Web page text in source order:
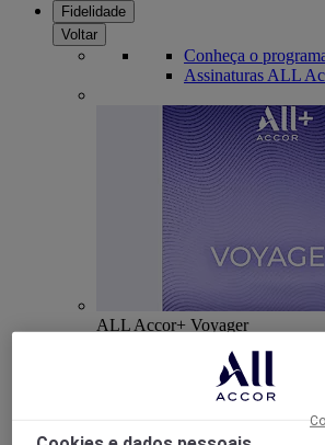
Fidelidade
Voltar
Conheça o
Assinaturas ALL
ALL Accor+ Voyager
15% de desconto durante todo
estadias em +30 marcas